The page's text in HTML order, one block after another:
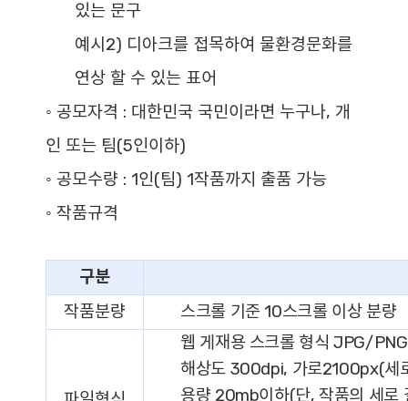
있는 문구
예시2) 디아크를 접목하여 물환경문화를
연상 할 수 있는 표어
◦ 공모자격 : 대한민국 국민이라면 누구나, 개
인 또는 팀(5인이하)
◦ 공모수량 : 1인(팀) 1작품까지 출품 가능
◦ 작품규격
구분
작품분량
스크롤 기준 10스크롤 이상 분량
웹 게재용 스크롤 형식 JPG/
해상도 300dpi, 가로2100px(세
용량 20mb이하(단, 작품의 세